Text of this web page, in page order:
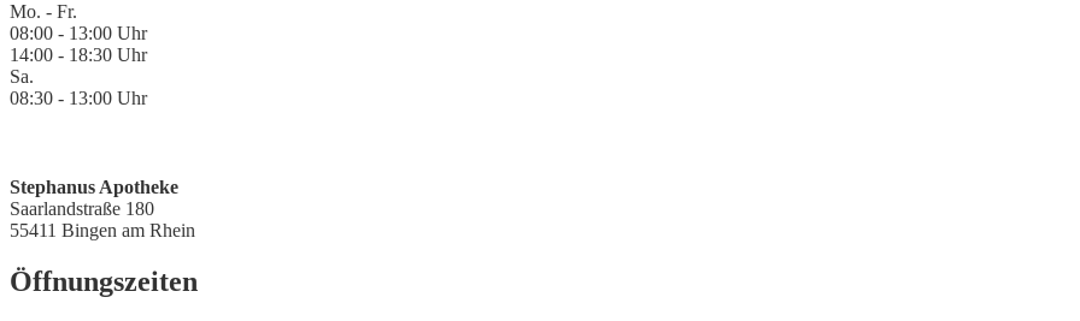
Mo. - Fr.
08:00 - 13:00 Uhr
14:00 - 18:30 Uhr
Sa.
08:30 - 13:00 Uhr
Stephanus Apotheke
Saarlandstraße 180
55411 Bingen am Rhein
Öffnungszeiten